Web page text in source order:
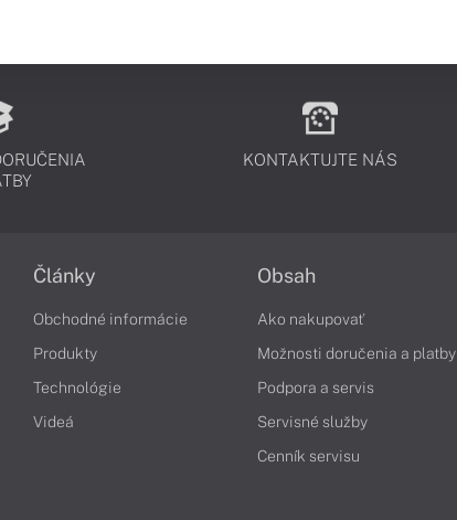
KONTAKTUJTE NÁS
Články
Obchodné informácie
Produkty
Technológie
Videá
Obsah
Ako nakupovať
Možnosti doručenia a platby
Podpora a servis
Servisné služby
Cenník servisu